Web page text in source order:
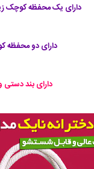
دارای یک محفظه کوچک
دارای دو محفظه
دارای بند